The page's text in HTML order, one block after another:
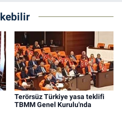
Terörsüz Türkiye yasa teklifi
TBMM Genel Kurulu'nda